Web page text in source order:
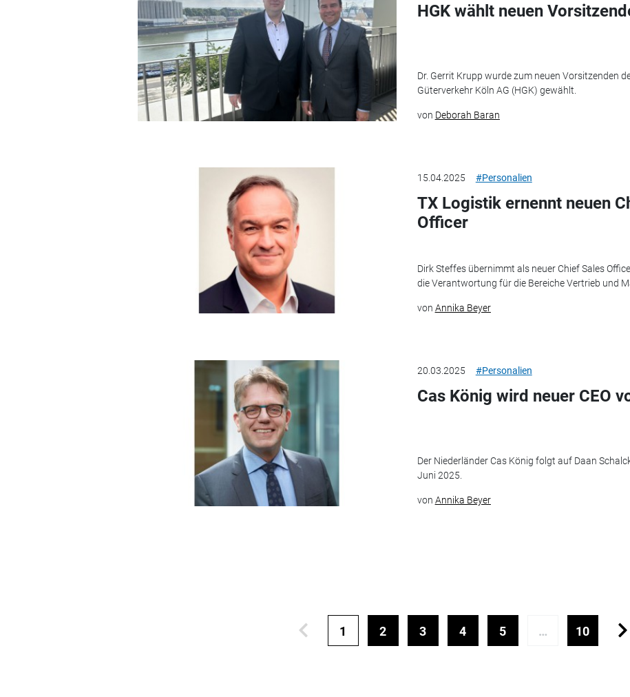
HGK wählt neuen
Dr. Gerrit Krupp wurde zum neuen Vorsitzenden
Güterverkehr Köln AG (HGK) gewählt.
von Deborah Baran
15.04.2025 #Personalien
TX Logistik ernennt neuen
Officer
Dirk Steffes übernimmt als neuer Chief Sales
die Verantwortung für die Bereiche Vertrieb und
von Annika Beyer
20.03.2025 #Personalien
Cas König wird neuer CEO
Der Niederländer Cas König folgt auf Daan
Juni 2025.
von Annika Beyer
1 2 3 4 5 … 10